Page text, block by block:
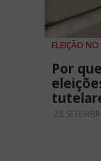
ELEIÇÃO
Por
28